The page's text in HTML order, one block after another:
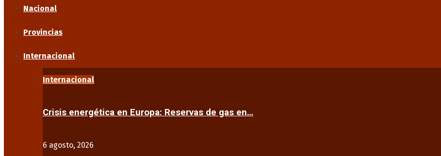
Nacional
Provincias
Internacional
Internacional
Crisis energética en Europa: Reservas de gas en…
6 agosto, 2026